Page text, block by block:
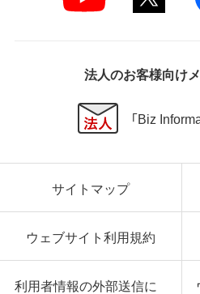
法人のお客様向け
「Biz
サイトマップ
ウェブサイト利用規約
利用者情報の外部送信に